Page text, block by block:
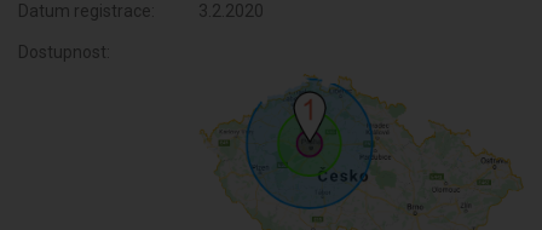
Datum registrace: 3.2.2020
Dostupnost: